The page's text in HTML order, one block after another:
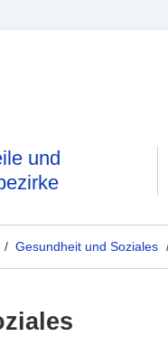
und
/Gesundheit und Soziales